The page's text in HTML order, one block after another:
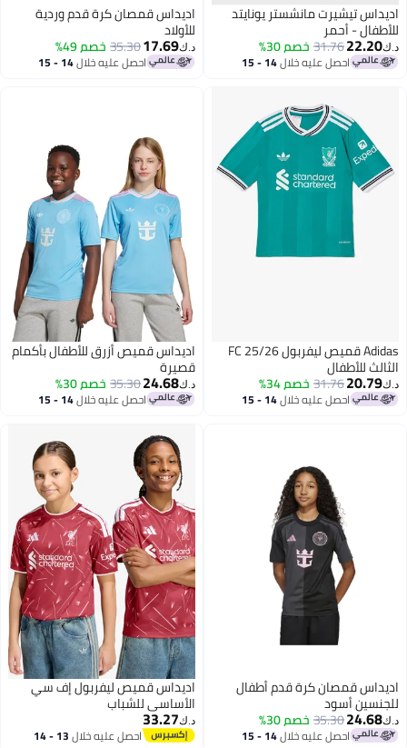
اديداس تيشيرت مانشستر يونايتد
للأطفال - أحمر
د.ك‏22.20
31.76خصم 30%
احصل عليه خلال 14 - 15
اديداس قمصان كرة قدم وردية
للأولاد
د.ك‏17.69
35.30خصم 49%
احصل عليه خلال 14 - 15
Adidas قميص ليفربول FC 25/26
الثالث للأطفال
د.ك‏20.79
31.76خصم 34%
احصل عليه خلال 14 - 15
اغسطس
اديداس قميص أزرق للأطفال بأكمام
قصيرة
د.ك‏24.68
35.30خصم 30%
احصل عليه خلال 14 - 15
اغسطس
اديداس قمصان كرة قدم أطفال
للجنسين أسود
د.ك‏24.68
35.30خصم 30%
احصل عليه خلال 14 - 15
اديداس قميص ليفربول إف سي
الأساسي للشباب
د.ك‏33.27
احصل عليه خلال 13 - 14